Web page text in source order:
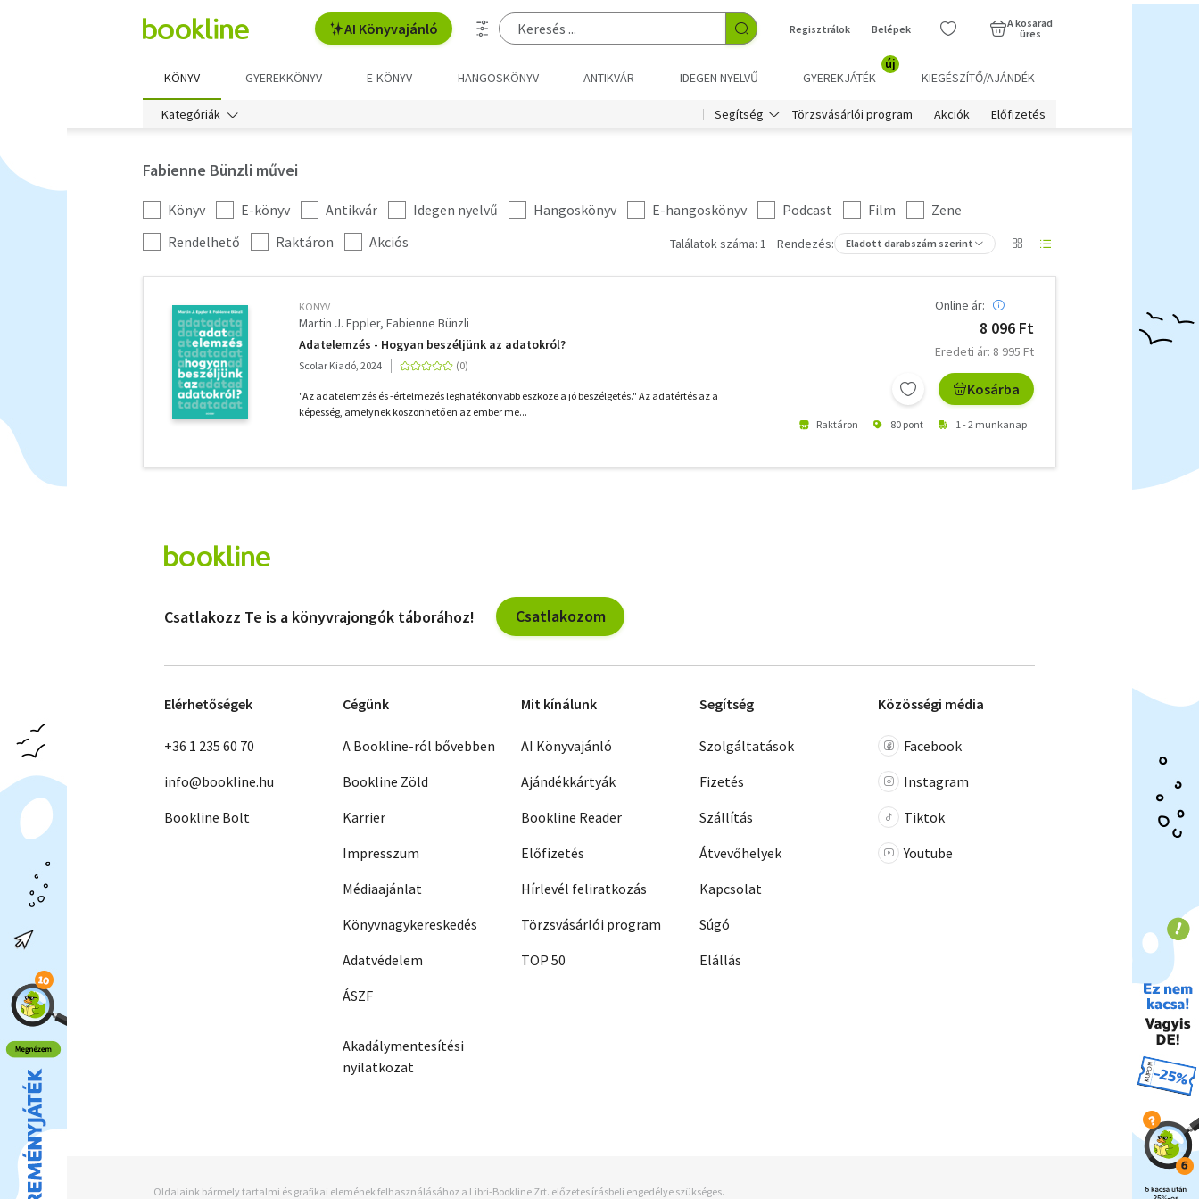
AI Könyvajánló Regisztrálok Belépek
A kosarad
üres
KÖNYV GYEREKKÖNYV E-KÖNYV HANGOSKÖNYV ANTIKVÁR IDEGEN NYELVŰ GYEREKJÁTÉK
új
KIEGÉSZÍTŐ/AJÁNDÉK
Kategóriák Segítség Törzsvásárlói program Akciók Előfizetés
Fabienne Bünzli művei
Kategória
szűrés
Könyv E-könyv Antikvár Idegen nyelvű Hangoskönyv E-hangoskönyv Podcast Film
Zene
További
szűrők
Rendelhető Raktáron Akciós Találatok száma: 1 Rendezés: Eladott darabszám szerint
KÖNYV
Martin J. Eppler Fabienne Bünzli
Adatelemzés - Hogyan beszéljünk az adatokról?
Scolar Kiadó, 2024
"Az adatelemzés és -értelmezés leghatékonyabb eszköze a jó beszélgetés." Az adatértés az a
képesség, amelynek köszönhetően az ember me...
Online ár:
8 096 Ft
Eredeti ár: 8 995 Ft
Kosárba
Raktáron 80 pont 1 - 2 munkanap
szűrők
Csatlakozz Te is a könyvrajongók táborához! Csatlakozom
Elérhetőségek
+36 1 235 60 70
info@bookline.hu
Bookline Bolt
Cégünk
A Bookline-ról bővebben
Bookline Zöld
Karrier
Impresszum
Médiaajánlat
Könyvnagykereskedés
Adatvédelem
ÁSZF
Akadálymentesítési
nyilatkozat
Mit kínálunk
AI Könyvajánló
Ajándékkártyák
Bookline Reader
Előfizetés
Hírlevél feliratkozás
Törzsvásárlói program
TOP 50
Segítség
Szolgáltatások
Fizetés
Szállítás
Átvevőhelyek
Kapcsolat
Súgó
Elállás
Közösségi média
Facebook
Instagram
Tiktok
Youtube
Oldalaink bármely tartalmi és grafikai elemének felhasználásához a Libri-Bookline Zrt. előzetes írásbeli engedélye szükséges.